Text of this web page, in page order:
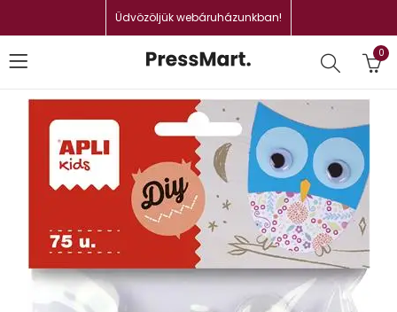
Üdvözöljük webáruházunkban!
0